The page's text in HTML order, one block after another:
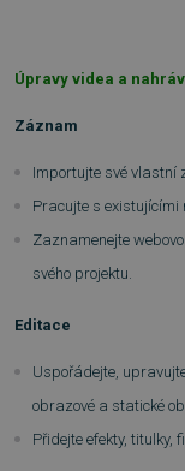
Úpravy videa a
Záznam
Importujte své vlastní
Pracujte s existujícími
Zaznamenejte
svého projektu.
Editace
Uspořádejte,
obrazové a statické
Přidejte efekty, titulky,